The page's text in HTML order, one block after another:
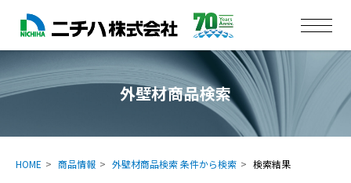
外壁材商品検索
HOME 商品情報 外壁材商品検索 条件から検索 検索結果